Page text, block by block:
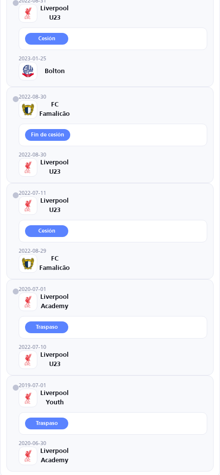
Liverpool
U23
Cesión
2023-01-25
Bolton
2022-08-30
FC
Famalicão
Fin de cesión
2022-08-30
Liverpool
U23
2022-07-11
Liverpool
U23
Cesión
2022-08-29
FC
Famalicão
2020-07-01
Liverpool
Academy
Traspaso
2022-07-10
Liverpool
U23
2019-07-01
Liverpool
Youth
Traspaso
2020-06-30
Liverpool
Academy